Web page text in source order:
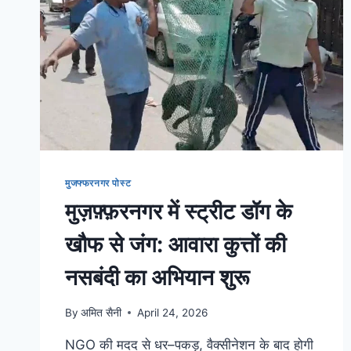
मुजफ्फरनगर पोस्ट
मुज़फ़्फ़रनगर में स्ट्रीट डॉग के
खौफ से जंग: आवारा कुत्तों की
नसबंदी का अभियान शुरू
By अमित सैनी April 24, 2026
NGO की मदद से धर–पकड़, वैक्सीनेशन के बाद होगी